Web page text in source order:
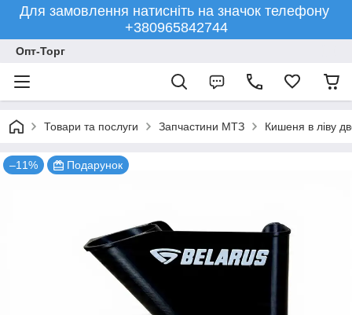
Для замовлення натисніть на значок телефону
+380965842744
Опт-Торг
Товари та послуги Запчастини МТЗ Кишеня в ліву
–11% Подарунок